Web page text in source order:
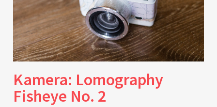
Kamera: Lomography
Fisheye No. 2